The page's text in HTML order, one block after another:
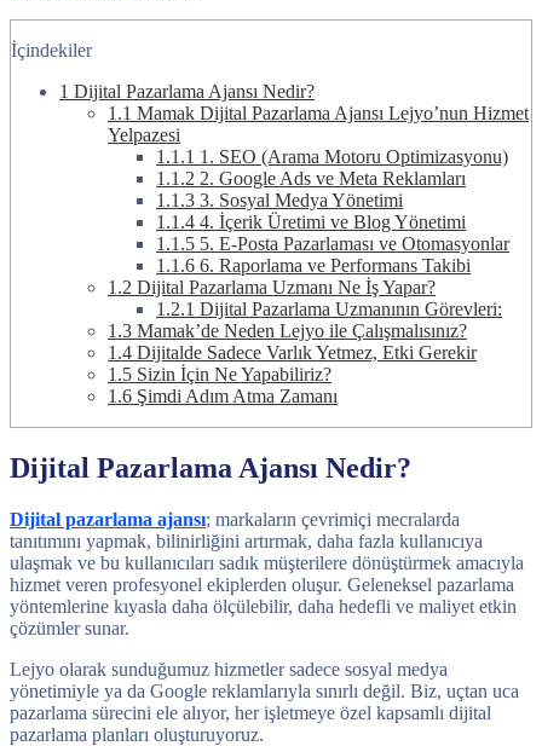
İçindekiler
1 Dijital Pazarlama Ajansı Nedir?
1.1 Mamak Dijital Pazarlama Ajansı Lejyo’nun Hizmet
Yelpazesi
1.1.1 1. SEO (Arama Motoru Optimizasyonu)
1.1.2 2. Google Ads ve Meta Reklamları
1.1.3 3. Sosyal Medya Yönetimi
1.1.4 4. İçerik Üretimi ve Blog Yönetimi
1.1.5 5. E-Posta Pazarlaması ve Otomasyonlar
1.1.6 6. Raporlama ve Performans Takibi
1.2 Dijital Pazarlama Uzmanı Ne İş Yapar?
1.2.1 Dijital Pazarlama Uzmanının Görevleri:
1.3 Mamak’de Neden Lejyo ile Çalışmalısınız?
1.4 Dijitalde Sadece Varlık Yetmez, Etki Gerekir
1.5 Sizin İçin Ne Yapabiliriz?
1.6 Şimdi Adım Atma Zamanı
Dijital Pazarlama Ajansı Nedir?
Dijital pazarlama ajansı; markaların çevrimiçi mecralarda
tanıtımını yapmak, bilinirliğini artırmak, daha fazla kullanıcıya
ulaşmak ve bu kullanıcıları sadık müşterilere dönüştürmek amacıyla
hizmet veren profesyonel ekiplerden oluşur. Geleneksel pazarlama
yöntemlerine kıyasla daha ölçülebilir, daha hedefli ve maliyet etkin
çözümler sunar.
Lejyo olarak sunduğumuz hizmetler sadece sosyal medya
yönetimiyle ya da Google reklamlarıyla sınırlı değil. Biz, uçtan uca
pazarlama sürecini ele alıyor, her işletmeye özel kapsamlı dijital
pazarlama planları oluşturuyoruz.